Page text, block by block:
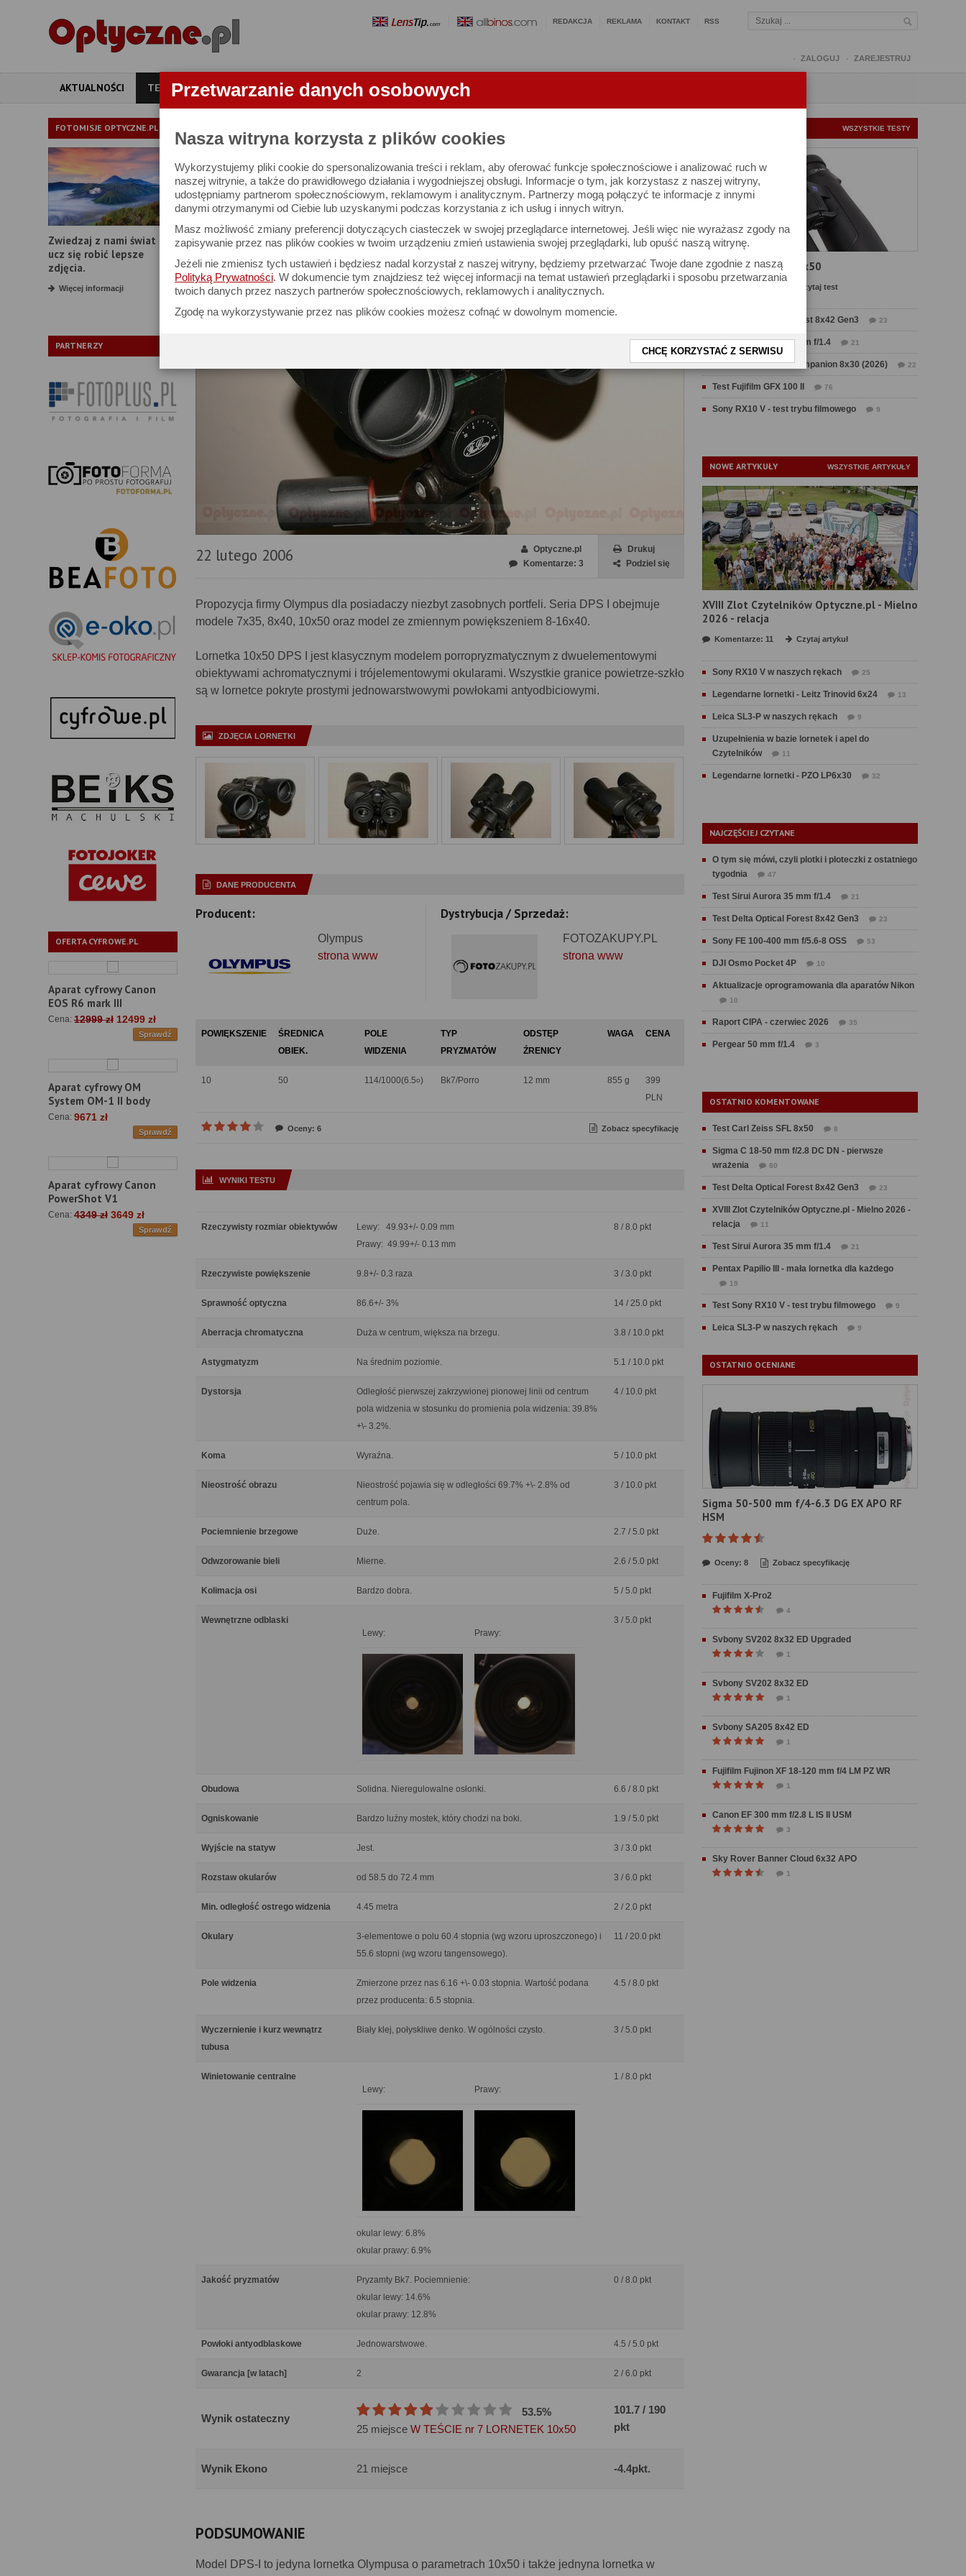
Przetwarzanie danych osobowych
Nasza witryna korzysta z plików cookies
Wykorzystujemy pliki cookie do spersonalizowania treści i reklam, aby oferować funkcje społecznościowe i analizować ruch w
naszej witrynie, a także do prawidłowego działania i wygodniejszej obsługi. Informacje o tym, jak korzystasz z naszej witryny,
udostępniamy partnerom społecznościowym, reklamowym i analitycznym. Partnerzy mogą połączyć te informacje z innymi
danymi otrzymanymi od Ciebie lub uzyskanymi podczas korzystania z ich usług i innych witryn.
Masz możliwość zmiany preferencji dotyczących ciasteczek w swojej przeglądarce internetowej. Jeśli więc nie wyrażasz zgody na
zapisywanie przez nas plików cookies w twoim urządzeniu zmień ustawienia swojej przeglądarki, lub opuść naszą witrynę.
Jeżeli nie zmienisz tych ustawień i będziesz nadal korzystał z naszej witryny, będziemy przetwarzać Twoje dane zgodnie z naszą
Polityką Prywatności. W dokumencie tym znajdziesz też więcej informacji na temat ustawień przeglądarki i sposobu przetwarzania
twoich danych przez naszych partnerów społecznościowych, reklamowych i analitycznych.
Zgodę na wykorzystywanie przez nas plików cookies możesz cofnąć w dowolnym momencie.
CHCĘ KORZYSTAĆ Z SERWISU
REDAKCJA REKLAMA KONTAKT RSS
ZALOGUJ ZAREJESTRUJ
AKTUALNOŚCI TESTY ARTYKUŁY APARATY OBIEKTYWY LORNETKI
FOTOMISJE OPTYCZNE.PL
Zwiedzaj z nami świat i
ucz się robić lepsze
zdjęcia.
Więcej informacji
PARTNERZY
OFERTA CYFROWE.PL
Aparat cyfrowy Canon
EOS R6 mark III
Cena: 12999 zł 12499 zł
Sprawdź
Aparat cyfrowy OM
System OM-1 II body
Cena: 9671 zł
Sprawdź
Aparat cyfrowy Canon
PowerShot V1
Cena: 4349 zł 3649 zł
Sprawdź
TEST LORNETKI
Olympus DPS-I 10x50 - test lornetki
22 lutego 2006
Drukuj
Podziel się
Optyczne.pl
Komentarze: 3
Propozycja firmy Olympus dla posiadaczy niezbyt zasobnych portfeli. Seria DPS I obejmuje
modele 7x35, 8x40, 10x50 oraz model ze zmiennym powiększeniem 8-16x40.
Lornetka 10x50 DPS I jest klasycznym modelem porropryzmatycznym z dwuelementowymi
obiektywami achromatycznymi i trójelementowymi okularami. Wszystkie granice powietrze-szkło
są w lornetce pokryte prostymi jednowarstwowymi powłokami antyodbiciowymi.
ZDJĘCIA LORNETKI
DANE PRODUCENTA
Producent:
Olympus
strona www
Dystrybucja / Sprzedaż:
FOTOZAKUPY.PL
strona www
POWIĘKSZENIE
ŚREDNICA
OBIEK.
POLE
WIDZENIA
TYP
PRYZMATÓW
ODSTĘP
ŹRENICY
WAGA CENA
10 50 114/1000(6.5o) Bk7/Porro 12 mm 855 g
399
PLN
Oceny: 6 Zobacz specyfikację
WYNIKI TESTU
Rzeczywisty rozmiar obiektywów
Lewy: 49.93+/- 0.09 mm
Prawy: 49.99+/- 0.13 mm
8 / 8.0 pkt
Rzeczywiste powiększenie 9.8+/- 0.3 raza 3 / 3.0 pkt
Sprawność optyczna 86.6+/- 3% 14 / 25.0 pkt
Aberracja chromatyczna Duża w centrum, większa na brzegu. 3.8 / 10.0 pkt
Astygmatyzm Na średnim poziomie. 5.1 / 10.0 pkt
Dystorsja
Odległość pierwszej zakrzywionej pionowej linii od centrum
pola widzenia w stosunku do promienia pola widzenia: 39.8%
+\- 3.2%.
4 / 10.0 pkt
Koma Wyraźna. 5 / 10.0 pkt
Nieostrość obrazu
Nieostrość pojawia się w odległości 69.7% +\- 2.8% od
centrum pola.
3 / 10.0 pkt
Pociemnienie brzegowe Duże. 2.7 / 5.0 pkt
Odwzorowanie bieli Mierne. 2.6 / 5.0 pkt
Kolimacja osi Bardzo dobra. 5 / 5.0 pkt
Wewnętrzne odblaski
Lewy:
Prawy:
3 / 5.0 pkt
Obudowa Solidna. Nieregulowalne osłonki. 6.6 / 8.0 pkt
Ogniskowanie Bardzo luźny mostek, który chodzi na boki. 1.9 / 5.0 pkt
Wyjście na statyw Jest. 3 / 3.0 pkt
Rozstaw okularów od 58.5 do 72.4 mm 3 / 6.0 pkt
Min. odległość ostrego widzenia 4.45 metra 2 / 2.0 pkt
Okulary
3-elementowe o polu 60.4 stopnia (wg wzoru uproszczonego) i
55.6 stopni (wg wzoru tangensowego).
11 / 20.0 pkt
Pole widzenia
Zmierzone przez nas 6.16 +\- 0.03 stopnia. Wartość podana
przez producenta: 6.5 stopnia.
4.5 / 8.0 pkt
Wyczernienie i kurz wewnątrz
tubusa
Biały klej, połyskliwe denko. W ogólności czysto. 3 / 5.0 pkt
Winietowanie centralne
Lewy:
Prawy:
okular lewy: 6.8%
okular prawy: 6.9%
1 / 8.0 pkt
Jakość pryzmatów
Pryzamty Bk7. Pociemnienie:
okular lewy: 14.6%
okular prawy: 12.8%
0 / 8.0 pkt
Powłoki antyodblaskowe Jednowarstwowe. 4.5 / 5.0 pkt
Gwarancja [w latach] 2 2 / 6.0 pkt
Wynik ostateczny
53.5%
25 miejsce W TEŚCIE nr 7 LORNETEK 10x50
101.7 / 190
pkt
Wynik Ekono 21 miejsce -4.4pkt.
PODSUMOWANIE
Model DPS-I to jedyna lornetka Olympusa o parametrach 10x50 i także jednyna lornetka w
WSZYSTKIE TESTY
Test Carl Zeiss SFL 8x50
Czytaj test
Test Delta Optical Forest 8x42 Gen3 23
Test Sirui Aurora 35 mm f/1.4 21
Test Swarovski CL Companion 8x30 (2026) 22
Test Fujifilm GFX 100 II 76
Sony RX10 V - test trybu filmowego 9
NOWE ARTYKUŁY WSZYSTKIE ARTYKUŁY
XVIII Zlot Czytelników Optyczne.pl - Mielno
2026 - relacja
Komentarze: 11 Czytaj artykuł
Sony RX10 V w naszych rękach 25
Legendarne lornetki - Leitz Trinovid 6x24 13
Leica SL3-P w naszych rękach 9
Uzupełnienia w bazie lornetek i apel do
Czytelników
11
Legendarne lornetki - PZO LP6x30 32
NAJCZĘŚCIEJ CZYTANE
O tym się mówi, czyli plotki i ploteczki z ostatniego
tygodnia
47
Test Sirui Aurora 35 mm f/1.4 21
Test Delta Optical Forest 8x42 Gen3 23
Sony FE 100-400 mm f/5.6-8 OSS 53
DJI Osmo Pocket 4P 10
Aktualizacje oprogramowania dla aparatów Nikon
10
Raport CIPA - czerwiec 2026 35
Pergear 50 mm f/1.4 3
OSTATNIO KOMENTOWANE
Test Carl Zeiss SFL 8x50 8
Sigma C 18-50 mm f/2.8 DC DN - pierwsze
wrażenia
80
Test Delta Optical Forest 8x42 Gen3 23
XVIII Zlot Czytelników Optyczne.pl - Mielno 2026 -
relacja
11
Test Sirui Aurora 35 mm f/1.4 21
Pentax Papilio III - mała lornetka dla każdego
19
Test Sony RX10 V - test trybu filmowego 9
Leica SL3-P w naszych rękach 9
OSTATNIO OCENIANE
Sigma 50-500 mm f/4-6.3 DG EX APO RF
HSM
Oceny: 8 Zobacz specyfikację
Fujifilm X-Pro2
4
Svbony SV202 8x32 ED Upgraded
1
Svbony SV202 8x32 ED
1
Svbony SA205 8x42 ED
1
Fujifilm Fujinon XF 18-120 mm f/4 LM PZ WR
1
Canon EF 300 mm f/2.8 L IS II USM
3
Sky Rover Banner Cloud 6x32 APO
1